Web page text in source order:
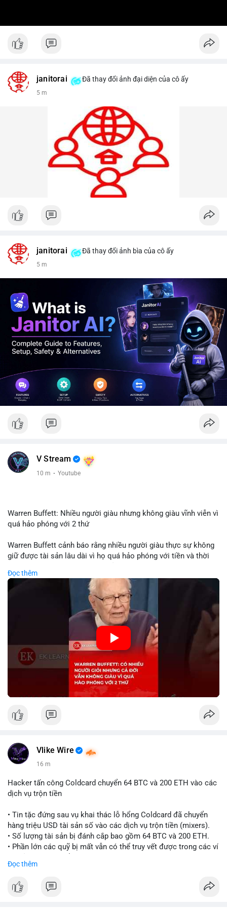
janitorai Đã thay đổi ảnh đại diện của cô ấy
5 m
janitorai Đã thay đổi ảnh bìa của cô ấy
5 m
V Stream
10 m · Youtube
Warren Buffett: Nhiều người giàu nhưng không giàu vĩnh viễn vì
quá hảo phóng với 2 thứ
Warren Buffett cảnh báo rằng nhiều người giàu thực sự không
giữ được tài sản lâu dài vì họ quá hảo phóng với tiền và thời
nhuận tái đầu tư và suy giảm sức mạnh tăng trưởng danh mục.
Đối với nhà đầu tư crypto, giữ lại lợi nhuận để tái đầu tư vào
dự án tiềm năng quan trọng hơn chia sẻ quá mức. Cân bằng
đóng góp xã hội và bảo vệ tài sản giúp nhà đầu tư đạt được
bền vững tài chính mà Buffett đề cao.
🎥 Xem video trực tiếp tại:
Nguồn: KIEN THUC KINH TE
Đọc thêm
Vlike Wire
16 m
Hacker tấn công Coldcard chuyển 64 BTC và 200 ETH vào các
dịch vụ trộn tiền
• Tin tặc đứng sau vụ khai thác lỗ hổng Coldcard đã chuyển
hàng triệu USD tài sản số vào các dịch vụ trộn tiền (mixers).
• Số lượng tài sản bị đánh cắp bao gồm 64 BTC và 200 ETH.
• Phần lớn các quỹ bị mất vẫn có thể truy vết được trong các ví
#cryptonews
Đọc thêm